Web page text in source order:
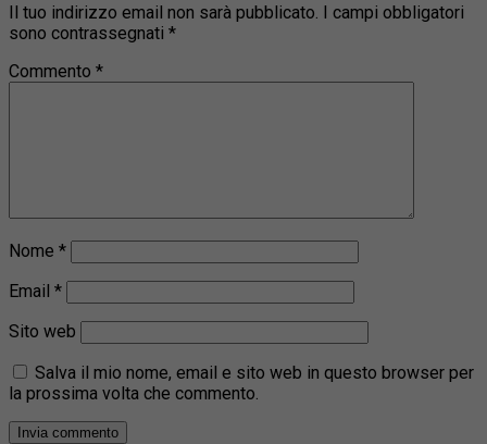
Il tuo indirizzo email non sarà pubblicato. I campi obbligatori
sono contrassegnati *
Commento *
Nome *
Email *
Sito web
Salva il mio nome, email e sito web in questo browser per
la prossima volta che commento.